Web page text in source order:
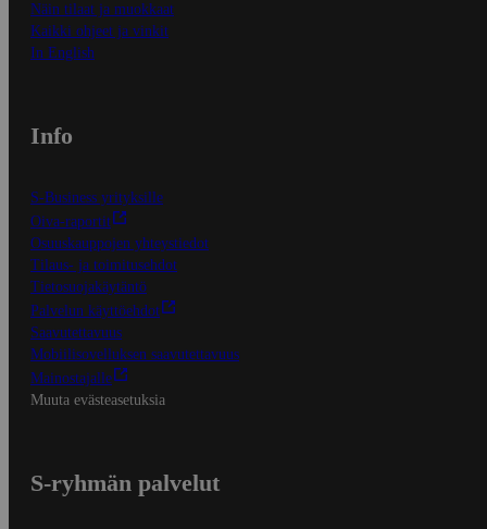
Näin tilaat ja muokkaat
Kaikki ohjeet ja vinkit
In English
Info
S-Business yrityksille
Oiva-raportit
Osuuskauppojen yhteystiedot
Tilaus- ja toimitusehdot
Tietosuojakäytäntö
Palvelun käyttöehdot
Saavutettavuus
Mobiilisovelluksen saavutettavuus
Mainostajalle
Muuta evästeasetuksia
S-ryhmän palvelut